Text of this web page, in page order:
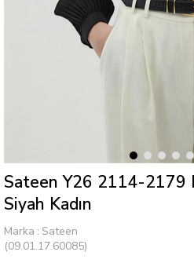
Sateen Y26 2114-2179
Siyah Kadın
Marka : Sateen
(09.01.17.60085)